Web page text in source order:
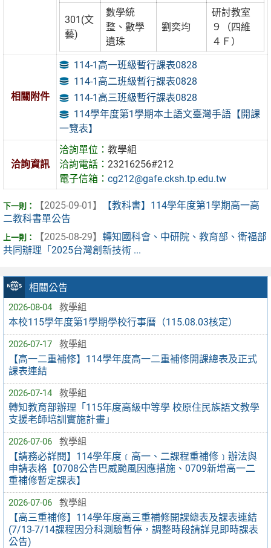
相關公告
2026-08-04 教學組
本校115學年度第1學期學校行事曆（115.08.03核定）
2026-07-17 教學組
【高一二重補修】114學年度高一二重補修開課總表及正式
課表連結
2026-07-14 教學組
轉知教育部辦理「115年度高級中等學 校原住民族語文教學
支援老師培訓實施計畫」
2026-07-06 教學組
【請務必詳閱】114學年度﹝高一、二課程重補修﹞辦法與
申請表格【0708公告巴威颱風因應措施、0709新增高一二
重補修暫定課表】
2026-07-06 教學組
【高三重補修】114學年度高三重補修開課總表及課表連結
(7/13-7/14課程因分科測驗暫停，調整時段請詳見即時課表
公告)
301(文
藝)
數學統
整、數學
遺珠
劉奕均
研討教室
９（四維
４Ｆ）
相關附件
114-1高一班級暫行課表0828
114-1高二班級暫行課表0828
114-1高三班級暫行課表0828
114學年度第1學期本土語文臺灣手語【開課
一覽表】
洽詢資訊
洽詢單位：教學組
洽詢電話：23216256#212
電子信箱：cg212@gafe.cksh.tp.edu.tw
【2025-09-01】
【教科書】114學年度第1學期高一高
二教科書單公告
【2025-08-29】 轉知國科會、中研院、教育部、衛福部
共同辦理「2025台灣創新技術 ...